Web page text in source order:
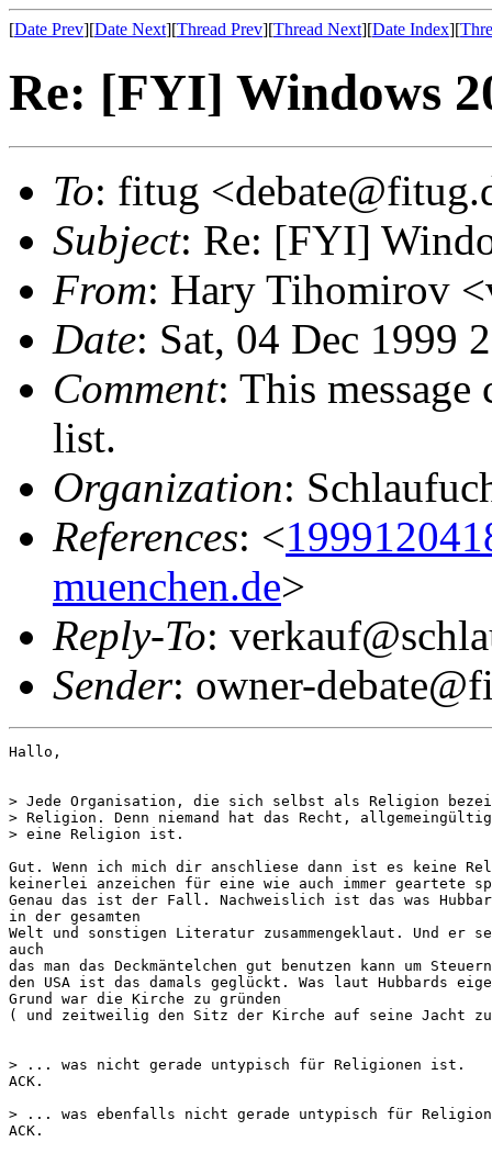
[Date Prev][Date Next][Thread Prev][Thread Next][Date Index][
Re: [FYI] Windows
To: fitug
Subject: Re: [FYI]
From: Hary Tihomirov
Date: Sat, 04 Dec 1999
Comment: This
list.
Organization:
References: <
muenchen.de>
Reply-To:
Sender: owner-
Hallo,
> Jede Organisation, die sich selbst als Religion
> Religion. Denn niemand hat das Recht,
> eine Religion ist.
Gut. Wenn ich mich dir anschliese dann ist es keine
keinerlei anzeichen für eine wie auch immer
Genau das ist der Fall. Nachweislich ist das was
in der gesamten
Welt und sonstigen Literatur zusammengeklaut. Und er
auch
das man das Deckmäntelchen gut benutzen kann um
den USA ist das damals geglückt. Was laut Hubbards
Grund war die Kirche zu gründen
( und zeitweilig den Sitz der Kirche auf seine Jacht
> ... was nicht gerade untypisch für Religionen ist.
ACK.
> ... was ebenfalls nicht gerade untypisch für
ACK.